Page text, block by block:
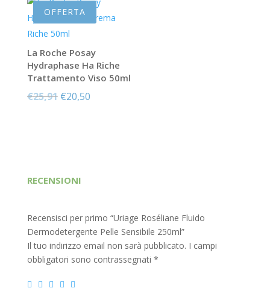
€18,80.€5,99.
OFFERTA
La Roche Posay
Hydraphase Ha Riche
Trattamento Viso 50ml
€25,91 Il
€20,50Il
RECENSIONI
Recensisci per primo “Uriage Roséliane Fluido
Dermodetergente Pelle Sensibile 250ml”
Il tuo indirizzo email non sarà pubblicato. I campi
obbligatori sono contrassegnati *